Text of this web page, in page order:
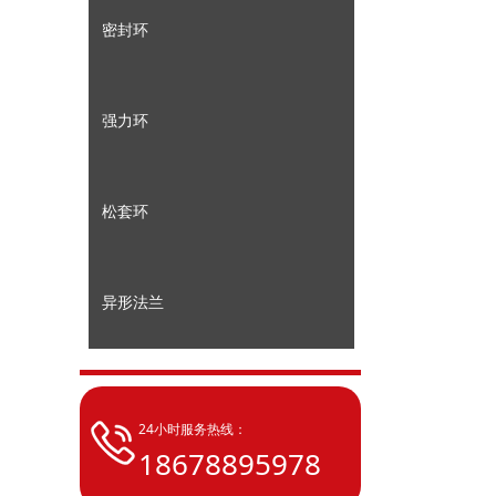
密封环
强力环
松套环
异形法兰
24小时服务热线：
18678895978